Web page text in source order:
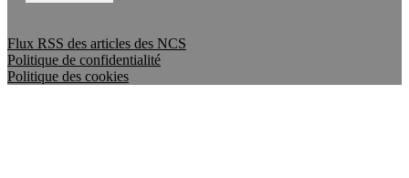
Flux RSS des articles des NCS
Politique de confidentialité
Politique des cookies